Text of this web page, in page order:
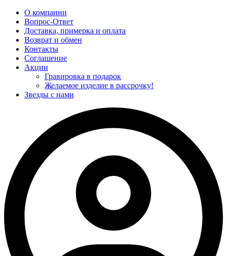
О компании
Вопрос-Ответ
Доставка, примерка и оплата
Возврат и обмен
Контакты
Соглашение
Акции
Гравировка в подарок
Желаемое изделие в рассрочку!
Звезды с нами